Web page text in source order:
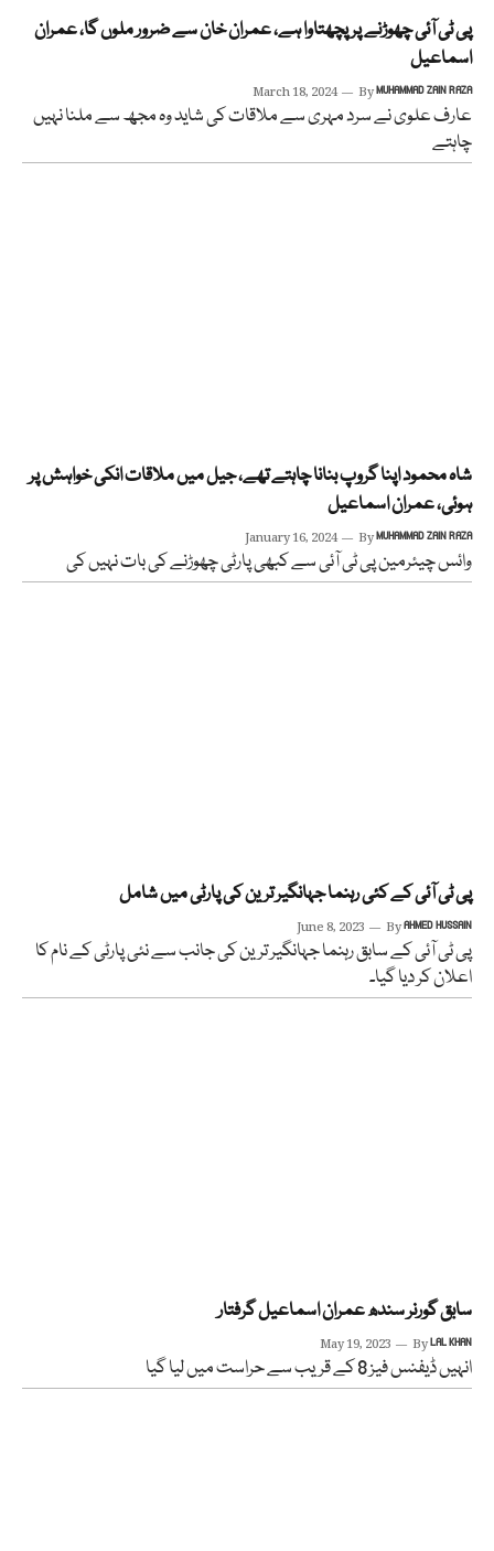
پی ٹی آئی چھوڑنے پر پچھتاوا ہے، عمران خان سے ضرور ملوں گا، عمران
اسماعیل
March 18, 2024 ByMUHAMMAD ZAIN RAZA
عارف علوی نے سرد مہری سے ملاقات کی شاید وہ مجھ سے ملنا نہیں
چاہتے
شاہ محمود اپنا گروپ بنانا چاہتے تھے، جیل میں ملاقات انکی خواہش پر
ہوئی، عمران اسماعیل
January 16, 2024 ByMUHAMMAD ZAIN RAZA
وائس چیئرمین پی ٹی آئی سے کبھی پارٹی چھوڑنے کی بات نہیں کی
پی ٹی آئی کے کئی رہنما جہانگیر ترین کی پارٹی میں شامل
June 8, 2023 ByAHMED HUSSAIN
پی ٹی آئی کے سابق رہنما جہانگیر ترین کی جانب سے نئی پارٹی کے نام کا
اعلان کر دیا گیا۔
سابق گورنر سندھ عمران اسماعیل گرفتار
May 19, 2023 ByLAL KHAN
انہیں ڈیفنس فیز 8 کے قریب سے حراست میں لیا گیا